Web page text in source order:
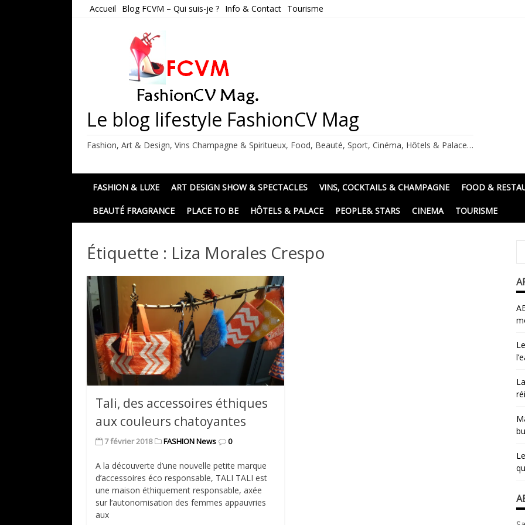
Accueil Blog FCVM – Qui suis-je ? Info & Contact Tourisme
Le blog lifestyle FashionCV Mag
Fashion, Art & Design, Vins Champagne & Spiritueux, Food, Beauté, Sport, Cinéma, Hôtels & Palace…
FASHION & LUXE ART DESIGN SHOW & SPECTACLES VINS, COCKTAILS & CHAMPAGNE FOOD &
BEAUTÉ FRAGRANCE PLACE TO BE HÔTELS & PALACE PEOPLE& STARS CINEMA TOURISME
Étiquette : Liza Morales Crespo
Tali, des accessoires éthiques
aux couleurs chatoyantes
7 février 2018 FASHION News 0
A la découverte d’une nouvelle petite marque
d’accessoires éco responsable, TALI TALI est
une maison éthiquement responsable, axée
sur l’autonomisation des femmes appauvries
aux